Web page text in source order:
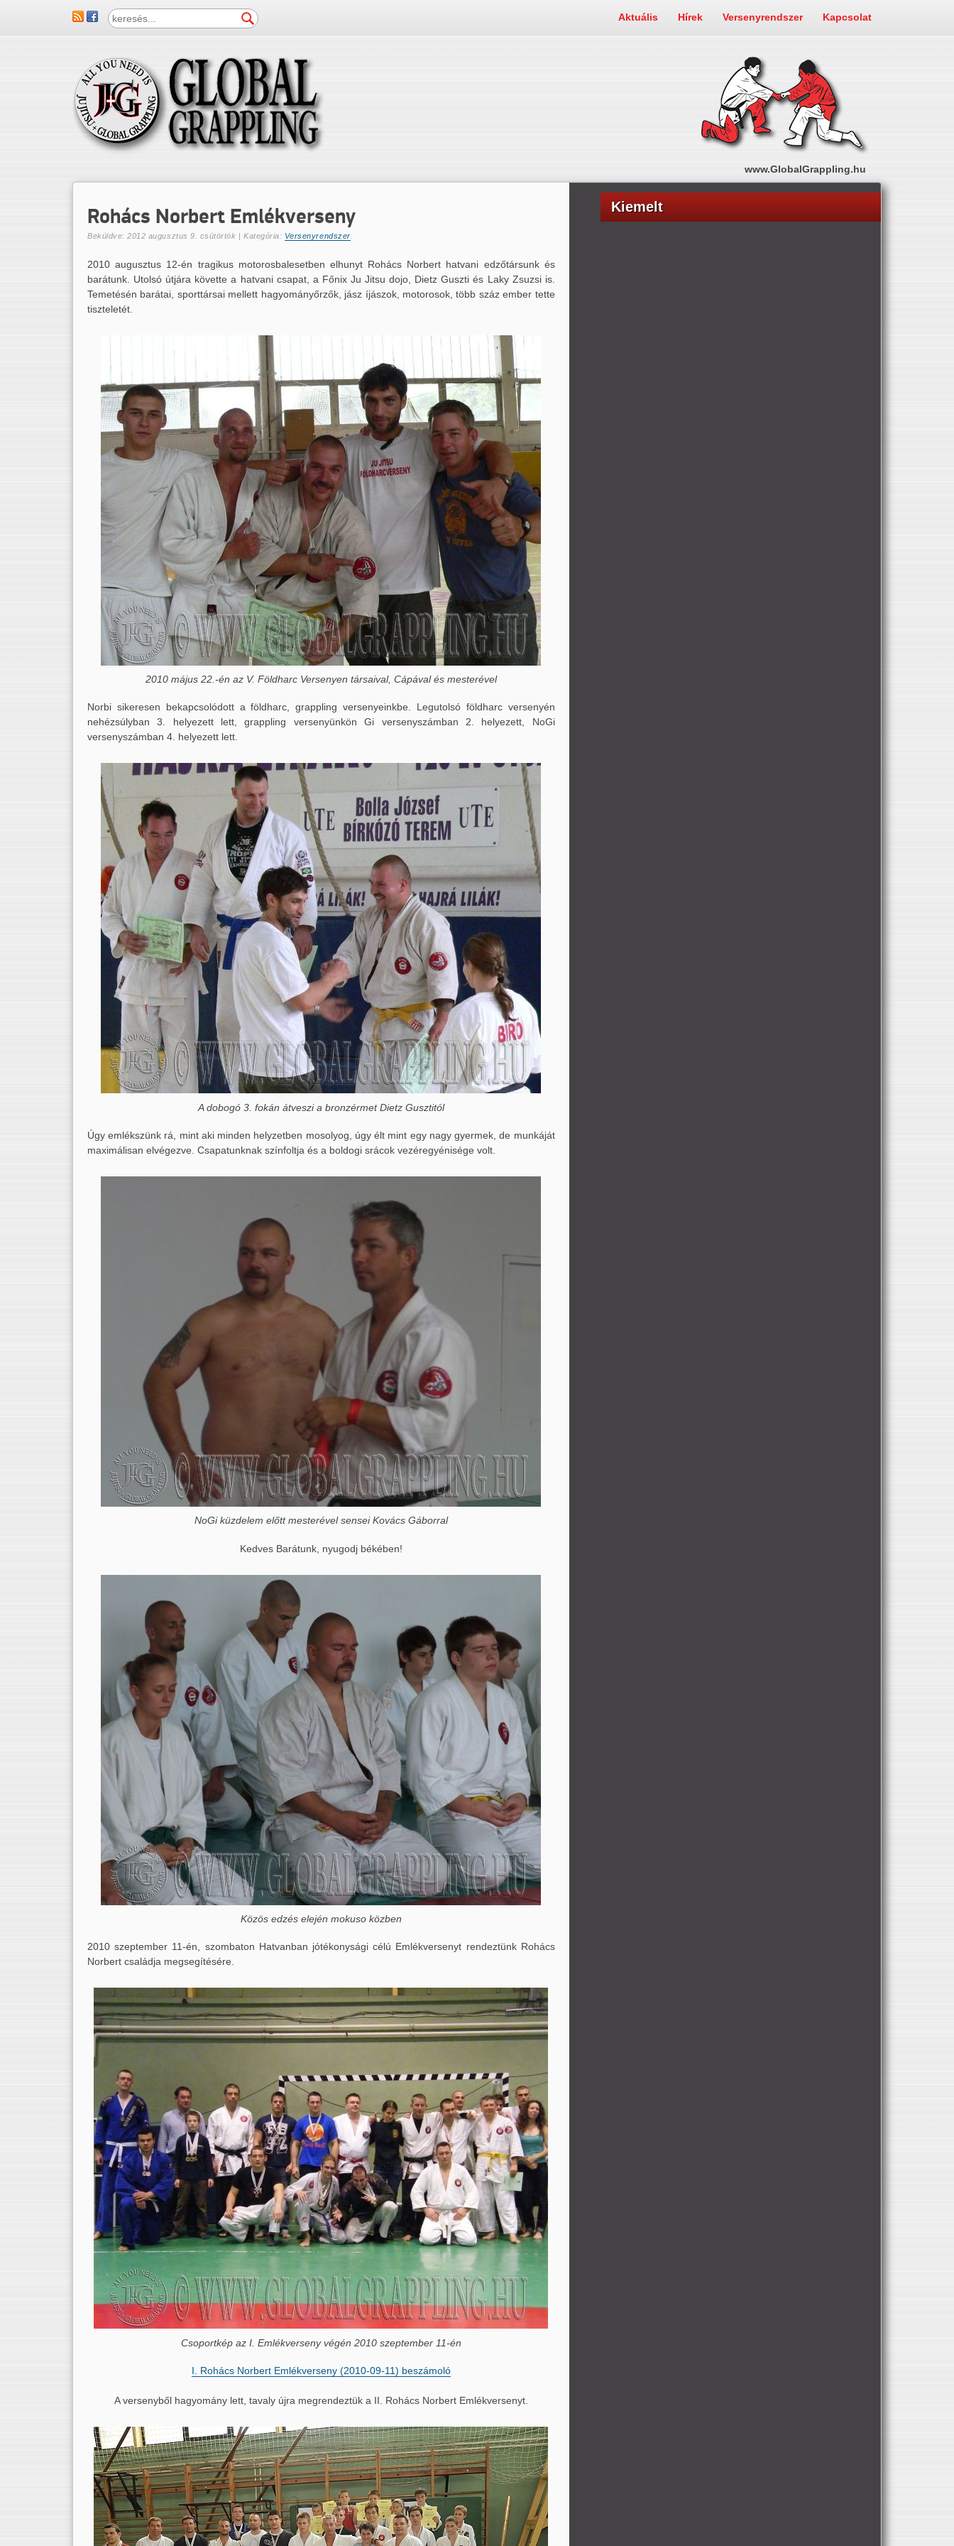
www.GlobalGrappling.hu
Aktuális Hírek Versenyrendszer Kapcsolat
Rohács Norbert Emlékverseny
Beküldve:2012 augusztus 9. csütörtök | Kategória: Versenyrendszer
2010 augusztus 12-én tragikus motorosbalesetben elhunyt Rohács Norbert hatvani edzőtársunk és
barátunk. Utolsó útjára követte a hatvani csapat, a Főnix Ju Jitsu dojo, Dietz Guszti és Laky Zsuzsi is.
Temetésén barátai, sporttársai mellett hagyományőrzők, jász íjászok, motorosok, több száz ember tette
tiszteletét.
2010 május 22.-én az V. Földharc Versenyen társaival, Cápával és mesterével
Norbi sikeresen bekapcsolódott a földharc, grappling versenyeinkbe. Legutolsó földharc versenyén
nehézsúlyban 3. helyezett lett, grappling versenyünkön Gi versenyszámban 2. helyezett, NoGi
versenyszámban 4. helyezett lett.
A dobogó 3. fokán átveszi a bronzérmet Dietz Gusztitól
Úgy emlékszünk rá, mint aki minden helyzetben mosolyog, úgy élt mint egy nagy gyermek, de munkáját
maximálisan elvégezve. Csapatunknak színfoltja és a boldogi srácok vezéregyénisége volt.
NoGi küzdelem előtt mesterével sensei Kovács Gáborral
Kedves Barátunk, nyugodj békében!
Közös edzés elején mokuso közben
2010 szeptember 11-én, szombaton Hatvanban jótékonysági célú Emlékversenyt rendeztünk Rohács
Norbert családja megsegítésére.
Csoportkép az I. Emlékverseny végén 2010 szeptember 11-én
I. Rohács Norbert Emlékverseny (2010-09-11) beszámoló
A versenyből hagyomány lett, tavaly újra megrendeztük a II. Rohács Norbert Emlékversenyt.
Kiemelt